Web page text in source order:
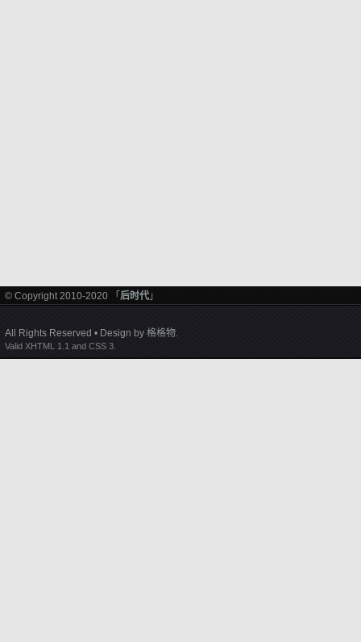
© Copyright 2010-2020 「 后时代 」
All Rights Reserved • Design by 格格物.
Valid XHTML 1.1 and CSS 3.